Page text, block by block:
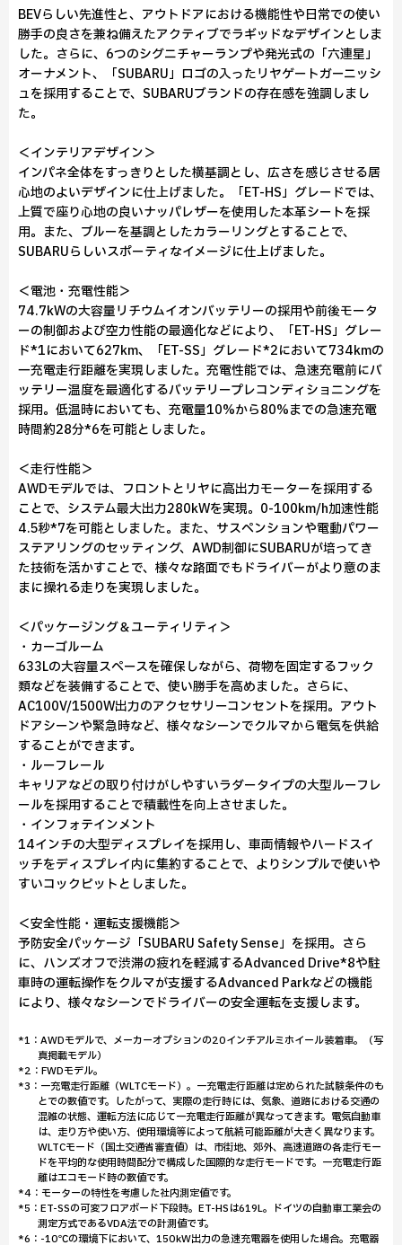
BEVらしい先進性と、アウトドアにおける機能性や日常での使い
勝手の良さを兼ね備えたアクティブでラギッドなデザインとしま
した。さらに、6つのシグニチャーランプや発光式の「六連星」
オーナメント、「SUBARU」ロゴの入ったリヤゲートガーニッシ
ュを採用することで、SUBARUブランドの存在感を強調しまし
た。
＜インテリアデザイン＞
インパネ全体をすっきりとした横基調とし、広さを感じさせる居
心地のよいデザインに仕上げました。「ET-HS」グレードでは、
上質で座り心地の良いナッパレザーを使用した本革シートを採
用。また、ブルーを基調としたカラーリングとすることで、
SUBARUらしいスポーティなイメージに仕上げました。
＜電池・充電性能＞
74.7kWの大容量リチウムイオンバッテリーの採用や前後モータ
ーの制御および空力性能の最適化などにより、「ET-HS」グレー
ド*1において627km、「ET-SS」グレード*2において734kmの
一充電走行距離を実現しました。充電性能では、急速充電前にバ
ッテリー温度を最適化するバッテリープレコンディショニングを
採用。低温時においても、充電量10%から80%までの急速充電
時間約28分*6を可能としました。
＜走行性能＞
AWDモデルでは、フロントとリヤに高出力モーターを採用する
ことで、システム最大出力280kWを実現。0-100km/h加速性能
4.5秒*7を可能としました。また、サスペンションや電動パワー
ステアリングのセッティング、AWD制御にSUBARUが培ってき
た技術を活かすことで、様々な路面でもドライバーがより意のま
まに操れる走りを実現しました。
＜パッケージング＆ユーティリティ＞
・カーゴルーム
633Lの大容量スペースを確保しながら、荷物を固定するフック
類などを装備することで、使い勝手を高めました。さらに、
AC100V/1500W出力のアクセサリーコンセントを採用。アウト
ドアシーンや緊急時など、様々なシーンでクルマから電気を供給
することができます。
・ルーフレール
キャリアなどの取り付けがしやすいラダータイプの大型ルーフレ
ールを採用することで積載性を向上させました。
・インフォテインメント
14インチの大型ディスプレイを採用し、車両情報やハードスイ
ッチをディスプレイ内に集約することで、よりシンプルで使いや
すいコックピットとしました。
＜安全性能・運転支援機能＞
予防安全パッケージ「SUBARU Safety Sense」を採用。さら
に、ハンズオフで渋滞の疲れを軽減するAdvanced Drive*8や駐
車時の運転操作をクルマが支援するAdvanced Parkなどの機能
により、様々なシーンでドライバーの安全運転を支援します。
*1：AWDモデルで、メーカーオプションの20インチアルミホイール装着車。（写
真掲載モデル）
*2：FWDモデル。
*3：一充電走行距離（WLTCモード）。一充電走行距離は定められた試験条件のも
とでの数値です。したがって、実際の走行時には、気象、道路における交通の
混雑の状態、運転方法に応じて一充電走行距離が異なってきます。電気自動車
は、走り方や使い方、使用環境等によって航続可能距離が大きく異なります。
WLTCモード（国土交通省審査値）は、市街地、郊外、高速道路の各走行モー
ドを平均的な使用時間配分で構成した国際的な走行モードです。一充電走行距
離はエコモード時の数値です。
*4：モーターの特性を考慮した社内測定値です。
*5：ET-SSの可変フロアボード下段時。ET-HSは619L。ドイツの自動車工業会の
測定方式であるVDA法での計測値です。
*6：-10℃の環境下において、150kW出力の急速充電器を使用した場合。充電器